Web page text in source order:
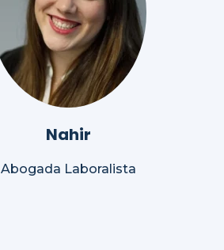
Nahir
Abogada Laboralista